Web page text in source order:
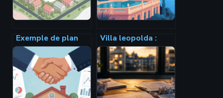
Exemple de plan
masse : comment
lire, comprendre et
réussir le vôtre
Villa leopolda :
histoire, secrets et
records d’un
domaine mythique